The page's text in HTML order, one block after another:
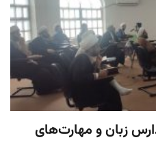
زبان و مهارت‌های